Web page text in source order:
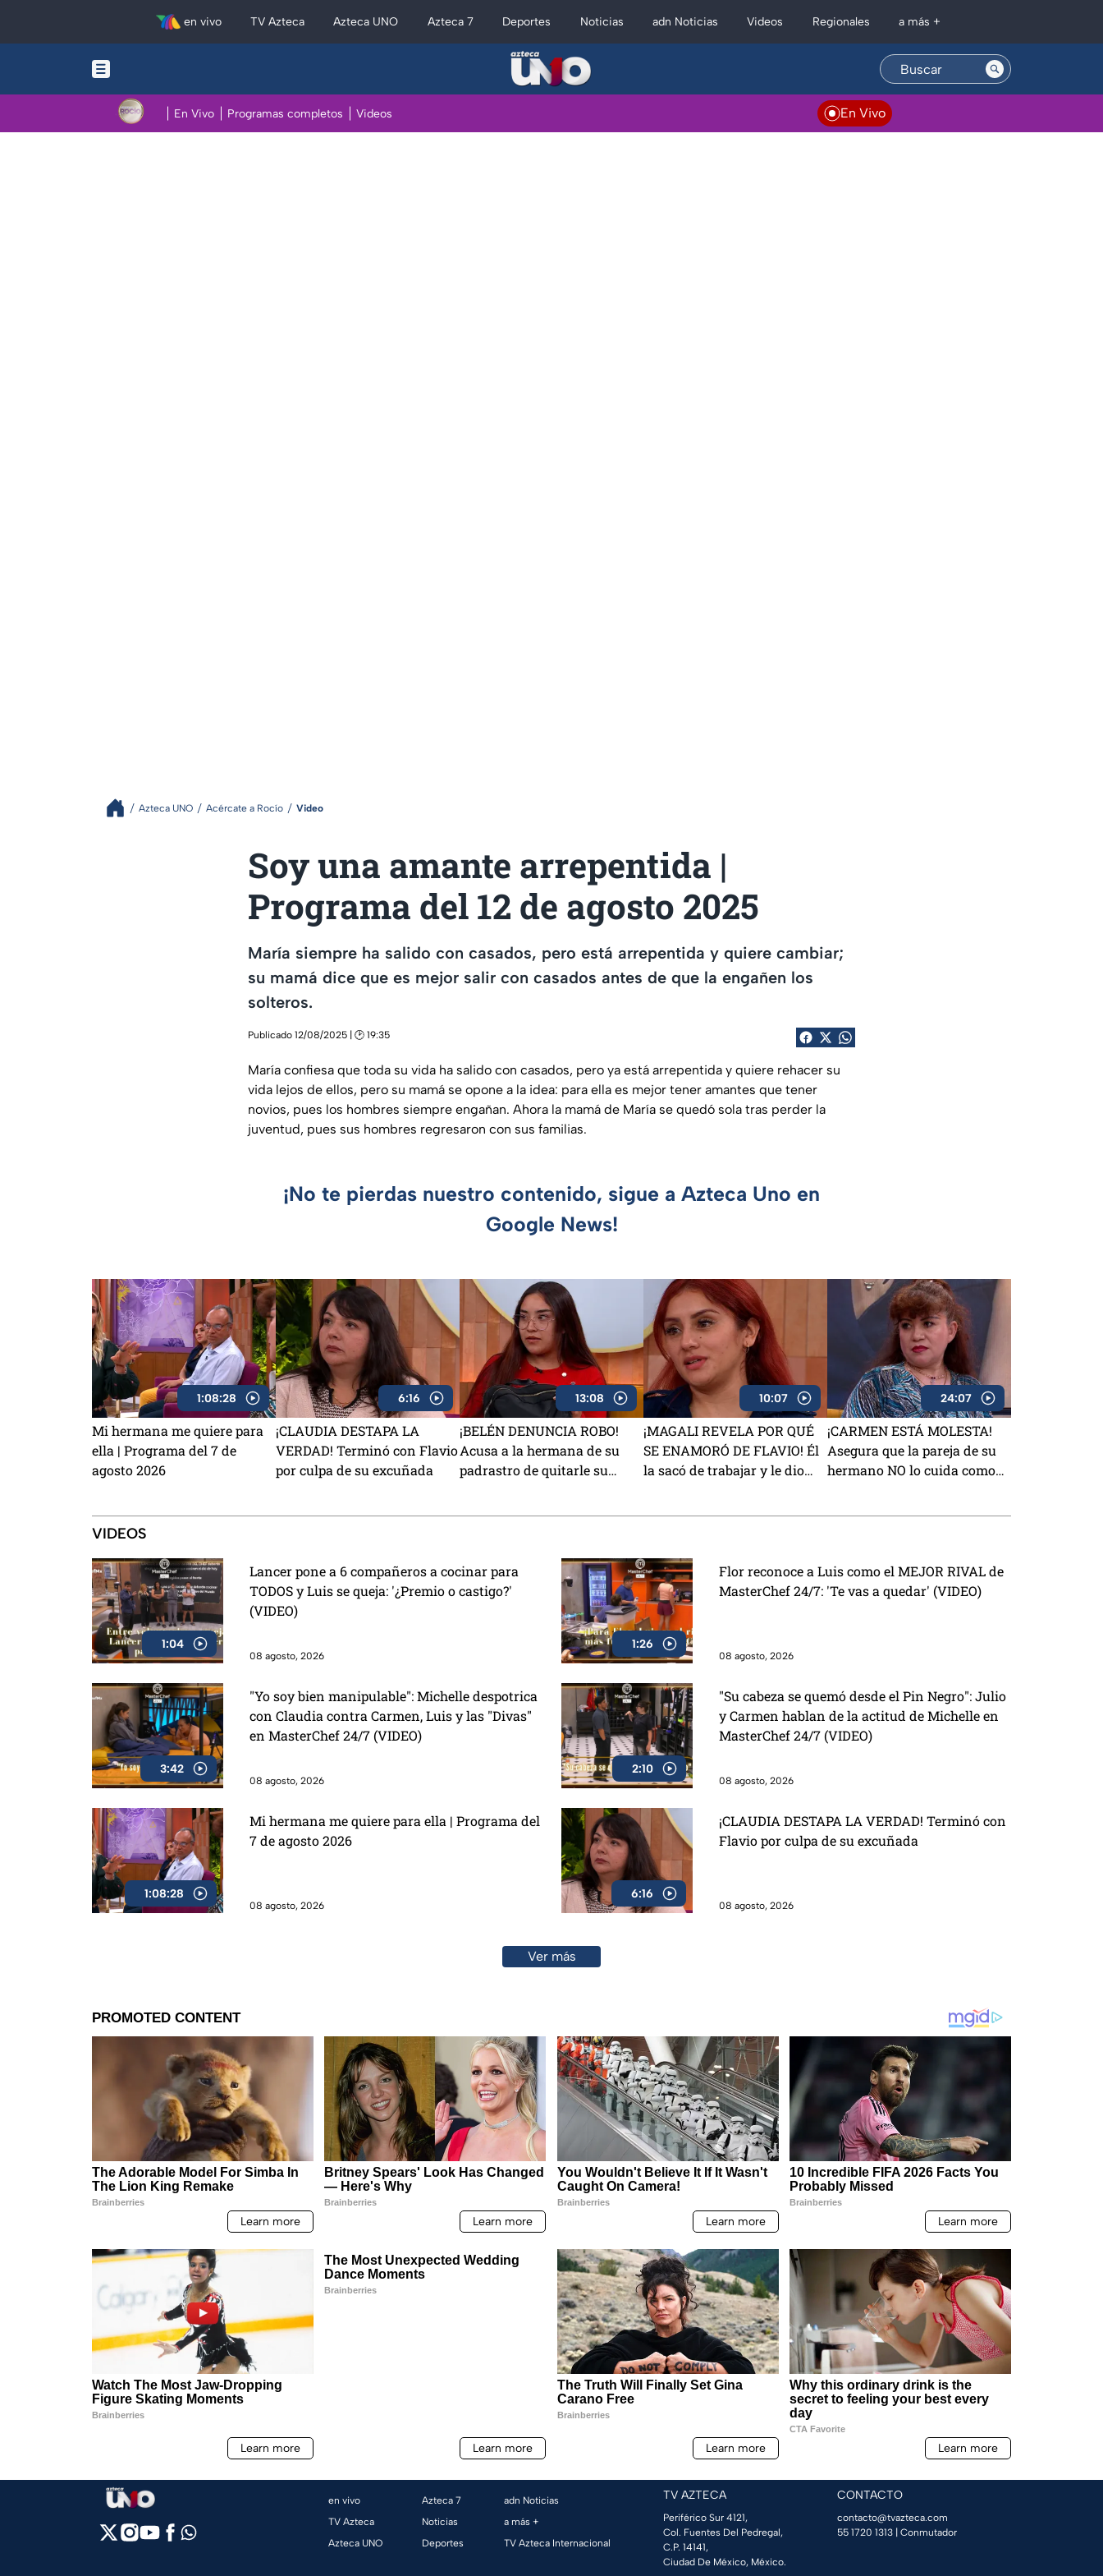
en vivo TV Azteca Azteca UNO Azteca 7 Deportes Noticias adn Noticias Videos Regionales a más +
En Vivo Programas completos Videos En Vivo
Azteca UNO Acércate a Rocío Video
Soy una amante arrepentida |
Programa del 12 de agosto 2025
María siempre ha salido con casados, pero está arrepentida y quiere cambiar;
su mamá dice que es mejor salir con casados antes de que la engañen los
solteros.
Publicado 12/08/2025 | 🕑 19:35
María confiesa que toda su vida ha salido con casados, pero ya está arrepentida y quiere rehacer su
vida lejos de ellos, pero su mamá se opone a la idea: para ella es mejor tener amantes que tener
novios, pues los hombres siempre engañan. Ahora la mamá de María se quedó sola tras perder la
juventud, pues sus hombres regresaron con sus familias.
¡No te pierdas nuestro contenido, sigue a Azteca Uno en
Google News!
1:08:28
Mi hermana me quiere para
ella | Programa del 7 de
agosto 2026
6:16
¡CLAUDIA DESTAPA LA
VERDAD! Terminó con Flavio
por culpa de su excuñada
13:08
¡BELÉN DENUNCIA ROBO!
Acusa a la hermana de su
padrastro de quitarle su
10:07
¡MAGALI REVELA POR QUÉ
SE ENAMORÓ DE FLAVIO! Él
la sacó de trabajar y le dio
24:07
¡CARMEN ESTÁ MOLESTA!
Asegura que la pareja de su
hermano NO lo cuida como
VIDEOS
1:04
Lancer pone a 6 compañeros a cocinar para
TODOS y Luis se queja: '¿Premio o castigo?'
(VIDEO)
08 agosto, 2026
1:26
Flor reconoce a Luis como el MEJOR RIVAL de
MasterChef 24/7: 'Te vas a quedar' (VIDEO)
08 agosto, 2026
3:42
"Yo soy bien manipulable": Michelle despotrica
con Claudia contra Carmen, Luis y las "Divas"
en MasterChef 24/7 (VIDEO)
08 agosto, 2026
2:10
"Su cabeza se quemó desde el Pin Negro": Julio
y Carmen hablan de la actitud de Michelle en
MasterChef 24/7 (VIDEO)
08 agosto, 2026
1:08:28
Mi hermana me quiere para ella | Programa del
7 de agosto 2026
08 agosto, 2026
6:16
¡CLAUDIA DESTAPA LA VERDAD! Terminó con
Flavio por culpa de su excuñada
08 agosto, 2026
Ver más
en vivo
TV Azteca
Azteca UNO
Azteca 7
Noticias
Deportes
adn Noticias
a más +
TV Azteca Internacional
TV AZTECA
Periférico Sur 4121,
Col. Fuentes Del Pedregal,
C.P. 14141,
Ciudad De México, México.
CONTACTO
contacto@tvazteca.com
55 1720 1313 | Conmutador